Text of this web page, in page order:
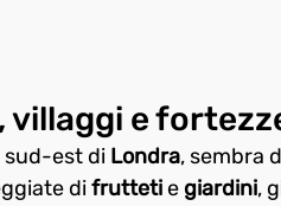
villaggi e
sud-est di Londra, sembra
di frutteti e giardini,